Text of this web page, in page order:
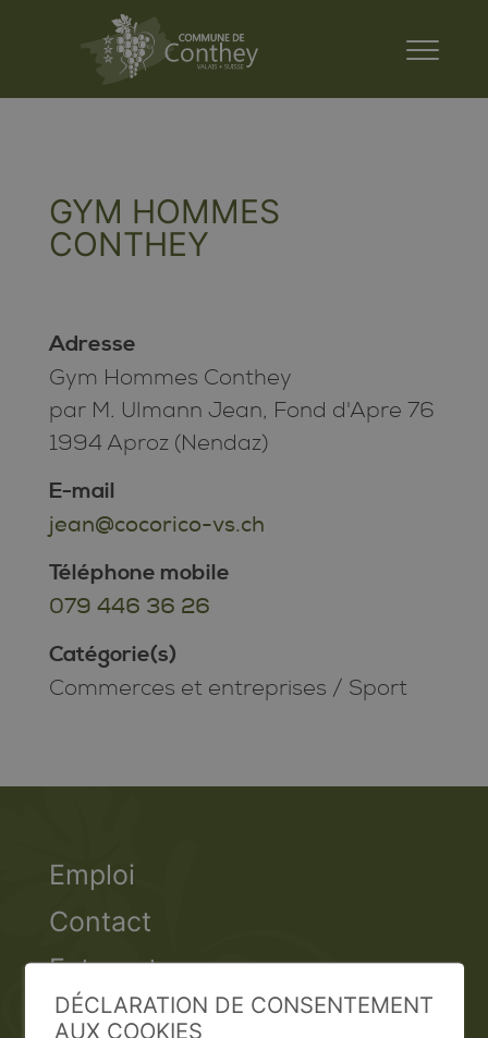
GYM HOMMES
CONTHEY
Adresse
Gym Hommes Conthey
par M. Ulmann Jean, Fond d'Apre 76
1994 Aproz (Nendaz)
E-mail
jean@cocorico-vs.ch
Téléphone mobile
079 446 36 26
Catégorie(s)
Commerces et entreprises / Sport
Emploi
Contact
Extranet
Valais Excellence
DÉCLARATION DE CONSENTEMENT
AUX COOKIES